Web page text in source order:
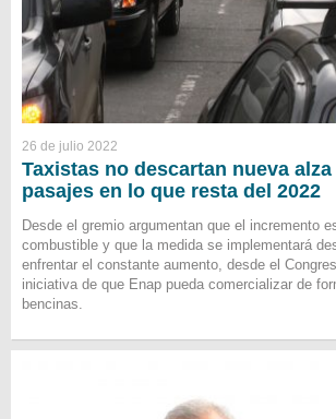
26 de julio 2022
Taxistas no descartan nueva
pasajes en lo que resta del 2022
Desde el gremio argumentan que el incremento
combustible y que la medida se implementará
enfrentar el constante aumento, desde el
iniciativa de que Enap pueda comercializar de
bencinas.